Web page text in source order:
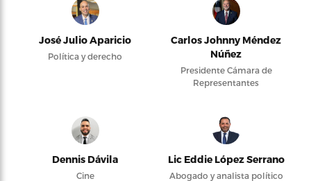
José Julio Aparicio
Política y derecho
Carlos Johnny Méndez
Núñez
Presidente Cámara de
Representantes
Dennis Dávila
Cine
Lic Eddie López Serrano
Abogado y analista político